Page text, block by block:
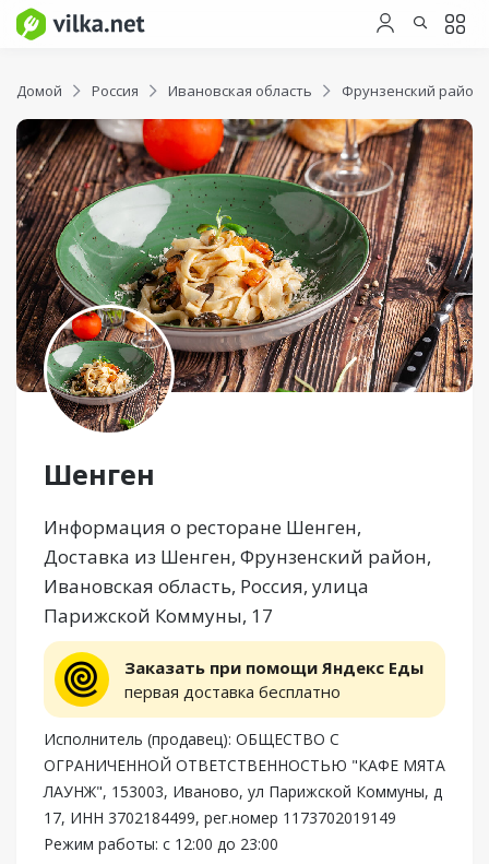
Домой Россия Ивановская область Фрунзенский район
Шенген
Информация о ресторане Шенген,
Доставка из Шенген, Фрунзенский район,
Ивановская область, Россия, улица
Парижской Коммуны, 17
Заказать при помощи Яндекс Еды
первая доставка бесплатно
Исполнитель (продавец): ОБЩЕСТВО С
ОГРАНИЧЕННОЙ ОТВЕТСТВЕННОСТЬЮ "КАФЕ МЯТА
ЛАУНЖ", 153003, Иваново, ул Парижской Коммуны, д
17, ИНН 3702184499, рег.номер 1173702019149
Режим работы: с 12:00 до 23:00